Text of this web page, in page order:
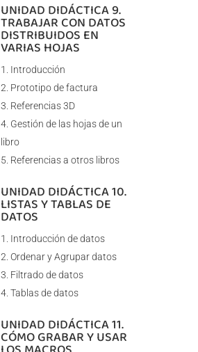
UNIDAD DIDÁCTICA 9.
TRABAJAR CON DATOS
DISTRIBUIDOS EN
VARIAS HOJAS
Introducción
Prototipo de factura
Referencias 3D
Gestión de las hojas de un
libro
Referencias a otros libros
UNIDAD DIDÁCTICA 10.
LISTAS Y TABLAS DE
DATOS
Introducción de datos
Ordenar y Agrupar datos
Filtrado de datos
Tablas de datos
UNIDAD DIDÁCTICA 11.
CÓMO GRABAR Y USAR